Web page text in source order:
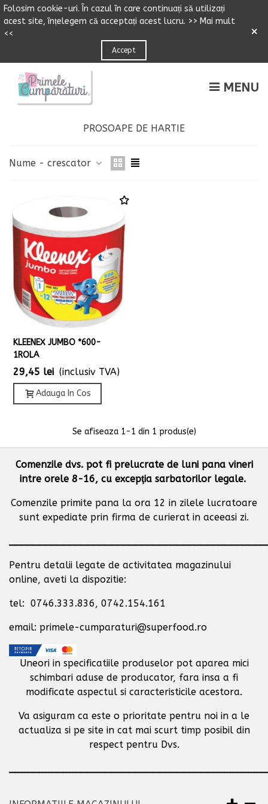
Folosim cookie-uri. n cazulîn care continuați să utilizați
acest site,înțelegem că acceptați acest lucru. >> Mai mult
<<
Accept
×
MENU
PROSOAPE DE HARTIE
Nume - crescator
KLEENEX JUMBO *600-
1ROLA
29,45 lei (inclusiv TVA)
Adauga In Cos
Se afiseaza 1-1 din 1 produs(e)
Comenzile dvs. pot fi prelucrate de luni pana vineri
intre orele 8-16, cu excepţia sarbatorilor legale.
Comenzile primite pana la ora 12 in zilele lucratoare
sunt expediate prin firma de curierat in aceeasi zi.
Pentru detalii legate de activitatea magazinului
online, aveti la dispozitie:
tel: 0746.333.836, 0742.154.161
email: primele-cumparaturi@superfood.ro
Uneori in specificatiile produselor pot aparea mici
schimbari aduse de producator, fara insa a fi
modificate aspectul si caracteristicile acestora.
Va asiguram ca este o prioritate pentru noi in a le
actualiza si pe site in cat mai scurt timp posibil din
respect pentru Dvs.